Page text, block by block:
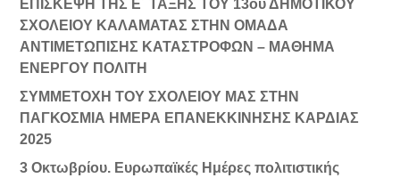
ΕΠΙΣΚΕΨΗ ΤΗΣ Ε΄ ΤΑΞΗΣ ΤΟΥ 13ου ΔΗΜΟΤΙΚΟΥ
ΣΧΟΛΕΙΟΥ ΚΑΛΑΜΑΤΑΣ ΣΤΗΝ ΟΜΑΔΑ
ΑΝΤΙΜΕΤΩΠΙΣΗΣ ΚΑΤΑΣΤΡΟΦΩΝ – ΜΑΘΗΜΑ
ΕΝΕΡΓΟΥ ΠΟΛΙΤΗ
ΣΥΜΜΕΤΟΧΗ ΤΟΥ ΣΧΟΛΕΙΟΥ ΜΑΣ ΣΤΗΝ
ΠΑΓΚΟΣΜΙΑ ΗΜΕΡΑ ΕΠΑΝΕΚΚΙΝΗΣΗΣ ΚΑΡΔΙΑΣ
2025
3 Οκτωβρίου. Ευρωπαϊκές Ημέρες πολιτιστικής